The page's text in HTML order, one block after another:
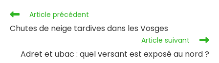
Article précédent
Chutes de neige tardives dans les Vosges
Article suivant
Adret et ubac : quel versant est exposé au nord ?